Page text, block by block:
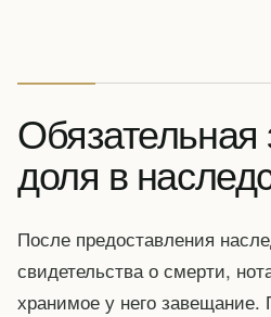
Обязательная
доля в
После предоставления
свидетельства о смерти,
хранимое у него завещание.